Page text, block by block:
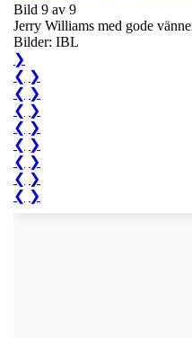
Bild 9 av 9
Jerry Williams med gode
Bilder: IBL
❯
❮ ❯
❮ ❯
❮ ❯
❮ ❯
❮ ❯
❮ ❯
❮ ❯
❮ ❯